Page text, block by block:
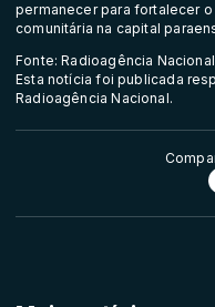
permanecer para fortalecer
comunitária na capital
Fonte: Radioagência Nacional
Esta notícia foi publicada
Radioagência Nacional.